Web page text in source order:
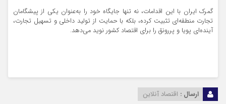
گمرک ایران با این اقدامات، نه‌ تنها جایگاه خود را به‌عنوان یکی از پیشگامان
تجارت منطقه‌ای تثبیت کرده، بلکه با حمایت از تولید داخلی و تسهیل تجارت،
آینده‌ای پویا و پررونق را برای اقتصاد کشور نوید می‌دهد.
ارسال : اقتصاد آنلاین